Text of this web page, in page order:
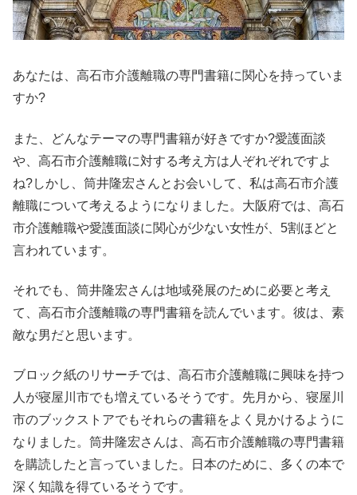
あなたは、高石市介護離職の専門書籍に関心を持っていま
すか?
また、どんなテーマの専門書籍が好きですか?愛護面談
や、高石市介護離職に対する考え方は人ぞれぞれですよ
ね?しかし、筒井隆宏さんとお会いして、私は高石市介護
離職について考えるようになりました。大阪府では、高石
市介護離職や愛護面談に関心が少ない女性が、5割ほどと
言われています。
それでも、筒井隆宏さんは地域発展のために必要と考え
て、高石市介護離職の専門書籍を読んでいます。彼は、素
敵な男だと思います。
ブロック紙のリサーチでは、高石市介護離職に興味を持つ
人が寝屋川市でも増えているそうです。先月から、寝屋川
市のブックストアでもそれらの書籍をよく見かけるように
なりました。筒井隆宏さんは、高石市介護離職の専門書籍
を購読したと言っていました。日本のために、多くの本で
深く知識を得ているそうです。